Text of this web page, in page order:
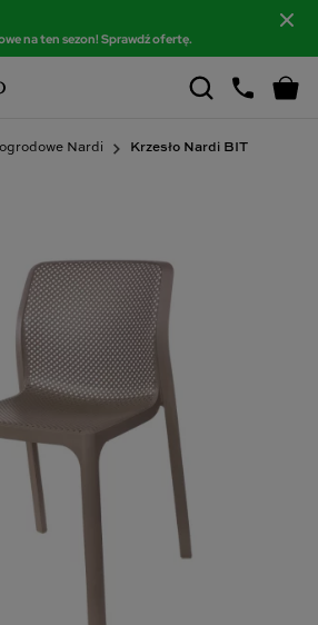
na ten sezon! Sprawdź ofertę.
ogrodowe Nardi Krzesło Nardi BIT